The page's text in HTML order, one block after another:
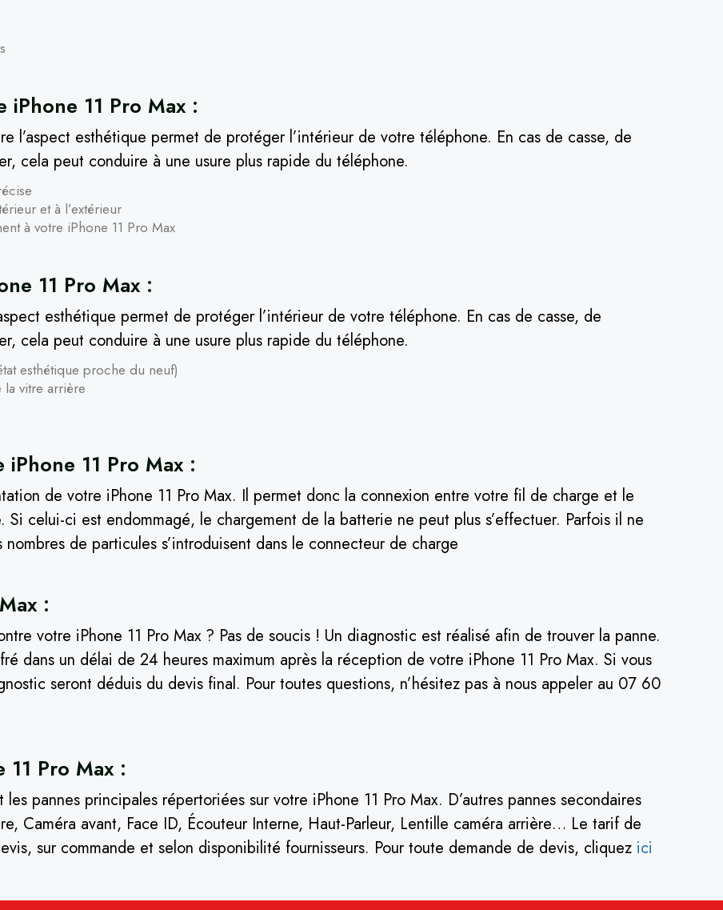
11 Pro Max :
l’aspect esthétique permet de protéger l’intérieur de votre téléphone. En cas de casse, de
cela peut conduire à une usure plus rapide du téléphone.
et à l’extérieur
à votre iPhone 11 Pro Max
11 Pro Max :
esthétique permet de protéger l’intérieur de votre téléphone. En cas de casse, de
cela peut conduire à une usure plus rapide du téléphone.
esthétique proche du neuf)
vitre arrière
11 Pro Max :
de votre iPhone 11 Pro Max. Il permet donc la connexion entre votre fil de charge et le
celui-ci est endommagé, le chargement de la batterie ne peut plus s’effectuer. Parfois il ne
de particules s’introduisent dans le connecteur de charge
:
votre iPhone 11 Pro Max ? Pas de soucis ! Un diagnostic est réalisé afin de trouver la panne.
dans un délai de 24 heures maximum après la réception de votre iPhone 11 Pro Max. Si vous
seront déduis du devis final. Pour toutes questions, n’hésitez pas à nous appeler au 07 60
11 Pro Max :
pannes principales répertoriées sur votre iPhone 11 Pro Max. D’autres pannes secondaires
Caméra avant, Face ID, Écouteur Interne, Haut-Parleur, Lentille caméra arrière… Le tarif de
sur commande et selon disponibilité fournisseurs. Pour toute demande de devis, cliquez ici